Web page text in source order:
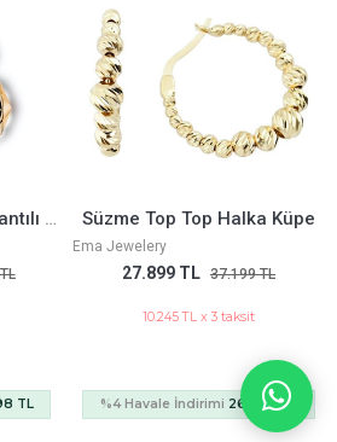
Süzme Top Top Halka Küpe
Ema Jewelery
27.899 TL 37.199 TL
10.245 TL x 3 taksit
%4 Havale İndirimi 26.783 TL %4